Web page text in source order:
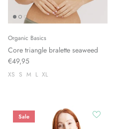
Organic Basics
Core triangle bralette seaweed
€49,95
XS S M L XL
Sale